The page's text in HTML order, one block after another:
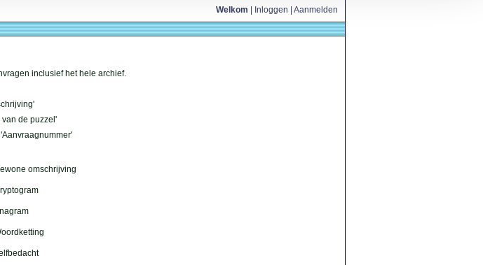
Welkom
Inloggen Aanmelden
inclusief het hele archief.
de puzzel'
omschrijving